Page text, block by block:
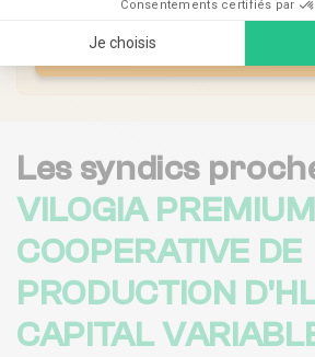
Consentements certifiés par
Je choisis Me faire
Les syndics
VILOGIA
COOPERATIVE DE
PRODUCTION
CAPITAL